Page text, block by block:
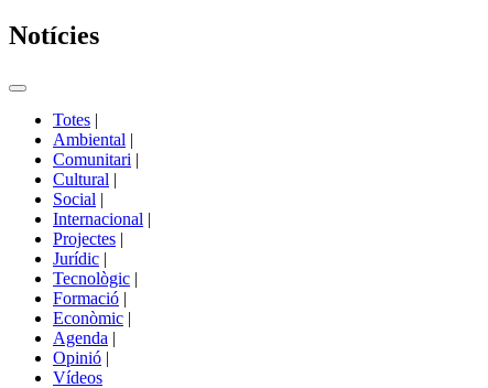
Notícies
Commutador
portals
Totes |
Ambiental |
Comunitari |
Cultural |
Social |
Internacional |
Projectes |
Jurídic |
Tecnològic |
Formació |
Econòmic |
Agenda |
Opinió |
Vídeos